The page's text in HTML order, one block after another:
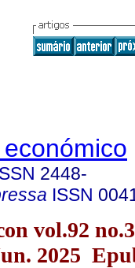
2448-
ISSN
vol.92
2025